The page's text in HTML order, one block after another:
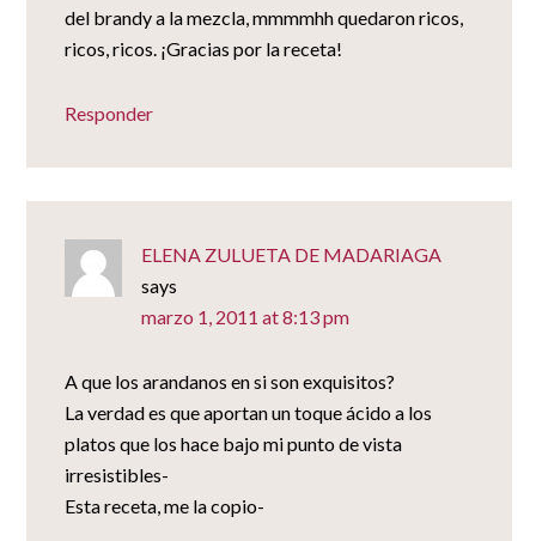
del brandy a la mezcla, mmmmhh quedaron ricos,
ricos, ricos. ¡Gracias por la receta!
Responder
ELENA ZULUETA DE MADARIAGA
says
marzo 1, 2011 at 8:13 pm
A que los arandanos en si son exquisitos?
La verdad es que aportan un toque ácido a los
platos que los hace bajo mi punto de vista
irresistibles-
Esta receta, me la copio-